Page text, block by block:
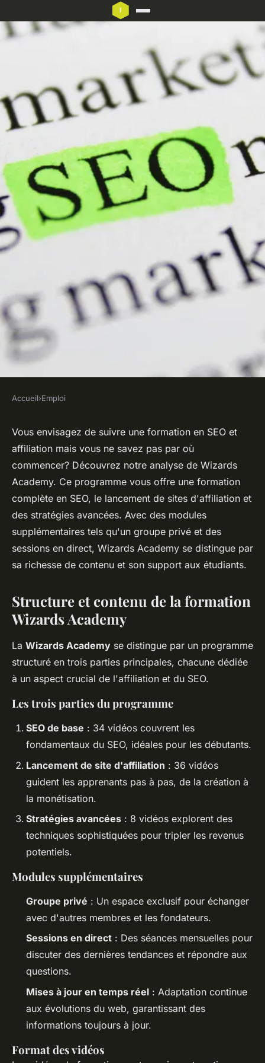
Analyse de wizards academy :
formation seo & affiliation -
ce que vous devez savoir
Théo•24 juin 2024• 2 min de lecture
Accueil›Emploi
Vous envisagez de suivre une formation en SEO et
affiliation mais vous ne savez pas par où
commencer? Découvrez notre analyse de Wizards
Academy. Ce programme vous offre une formation
complète en SEO, le lancement de sites d'affiliation et
des stratégies avancées. Avec des modules
supplémentaires tels qu'un groupe privé et des
sessions en direct, Wizards Academy se distingue par
sa richesse de contenu et son support aux étudiants.
Structure et contenu de la formation
Wizards Academy
La Wizards Academy se distingue par un programme
structuré en trois parties principales, chacune dédiée
à un aspect crucial de l'affiliation et du SEO.
Les trois parties du programme
SEO de base : 34 vidéos couvrent les
fondamentaux du SEO, idéales pour les débutants.
Lancement de site d'affiliation : 36 vidéos
guident les apprenants pas à pas, de la création à
la monétisation.
Stratégies avancées : 8 vidéos explorent des
techniques sophistiquées pour tripler les revenus
potentiels.
Modules supplémentaires
Groupe privé : Un espace exclusif pour échanger
avec d'autres membres et les fondateurs.
Sessions en direct : Des séances mensuelles pour
discuter des dernières tendances et répondre aux
questions.
Mises à jour en temps réel : Adaptation continue
aux évolutions du web, garantissant des
informations toujours à jour.
Format des vidéos